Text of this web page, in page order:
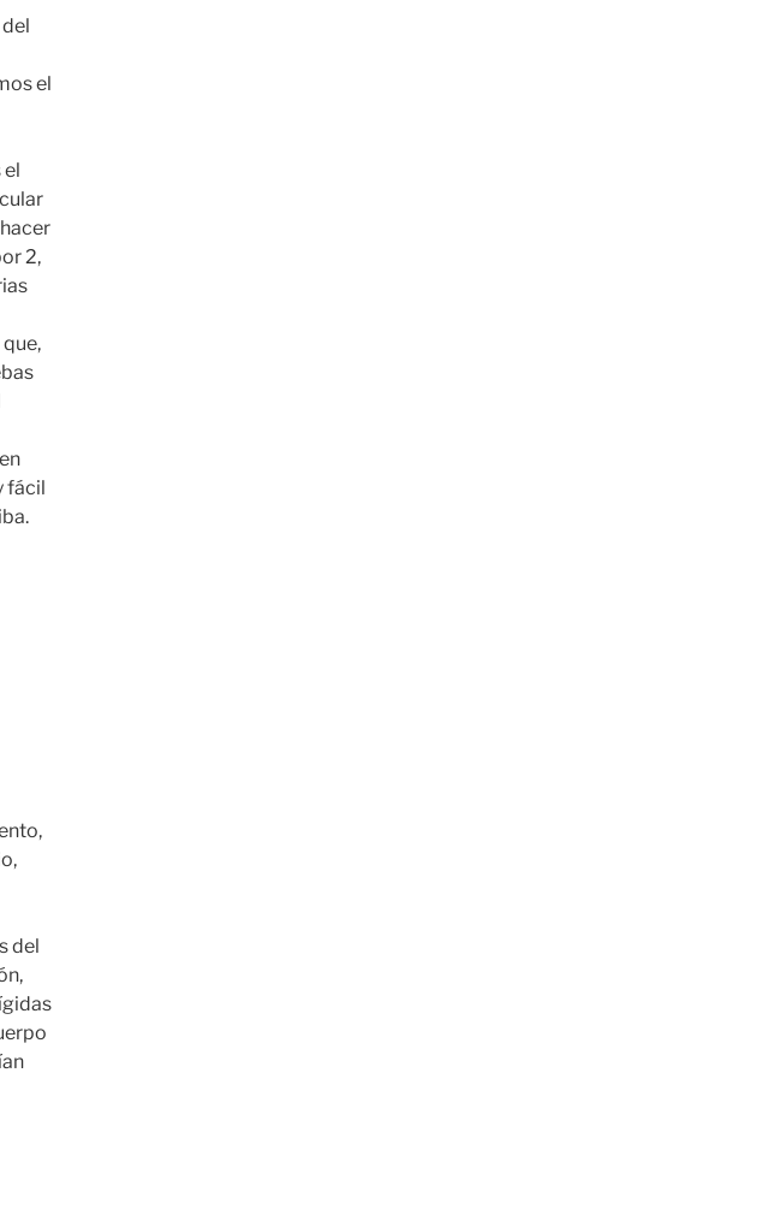
el
2,
fácil
del